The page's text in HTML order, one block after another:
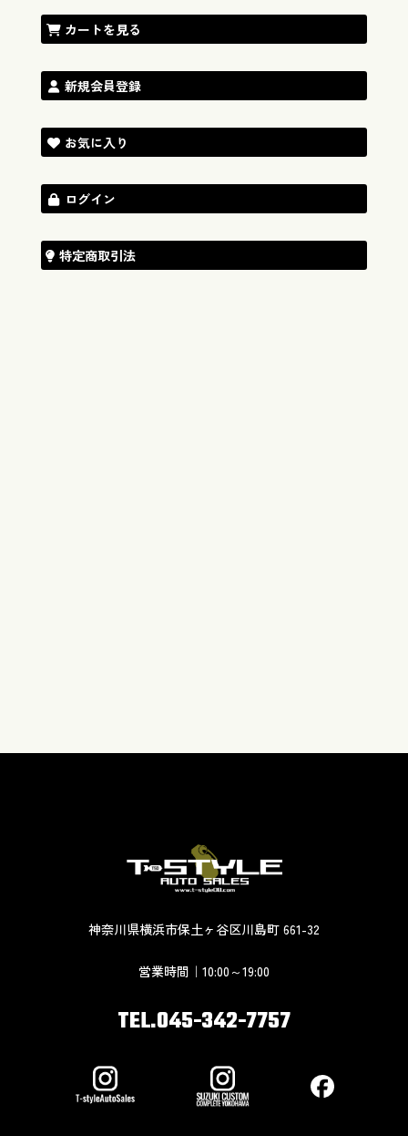
カートを見る
新規会員登録
お気に入り
ログイン
特定商取引法
神奈川県横浜市保土ヶ谷区川島町 661-32
営業時間｜10:00～19:00
TEL.045-342-7757